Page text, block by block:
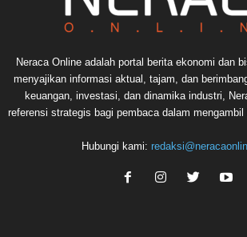
Neraca Online adalah portal berita ekonomi dan
menyajikan informasi aktual, tajam, dan
keuangan, investasi, dan dinamika industri,
referensi strategis bagi pembaca dalam
Hubungi kami: